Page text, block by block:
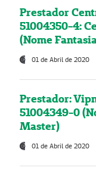
Prestador
51004350-4:
(Nome
01 de Abril de 2020
Prestador:
51004349-0
Master)
01 de Abril de 2020